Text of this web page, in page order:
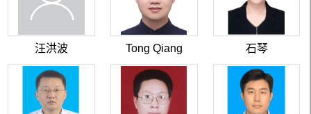
汪洪波 Tong Qiang 石琴